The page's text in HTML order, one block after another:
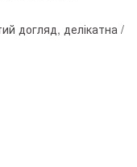
догляд, делікатна /